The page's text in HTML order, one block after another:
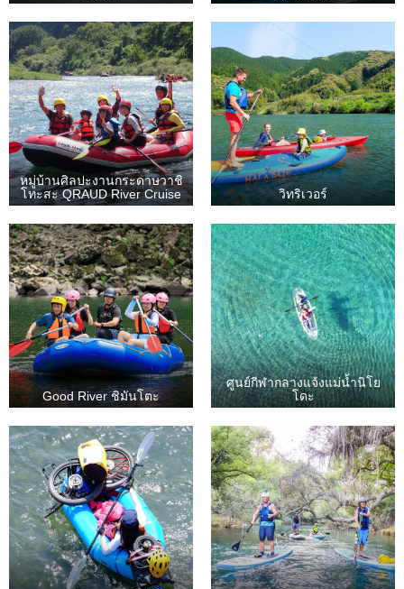
หมู่บ้านศิลปะงานกระดาษวาชิ
โทะสะ QRAUD River Cruise
วิทริเวอร์
Good River ชิมันโตะ
ศูนย์กีฬากลางแจ้งแม่น้ำนิโย
โดะ